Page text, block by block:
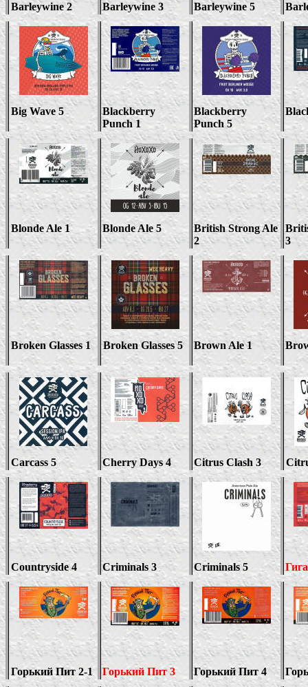
Barleywine 2 Barleywine 3 Barleywine 5
Big Wave 5
Blackberry
Punch 1
Blackberry
Punch 5
Blonde Ale 1 Blonde Ale 5
British Strong Ale
2
3
Broken Glasses 1 Broken Glasses 5 Brown Ale 1
Carcass 5 Cherry Days 4 Citrus Clash 3
Countryside 4 Criminals 3 Criminals 5
Горький Пит 2-1 Горький Пит3 Горький Пит 4